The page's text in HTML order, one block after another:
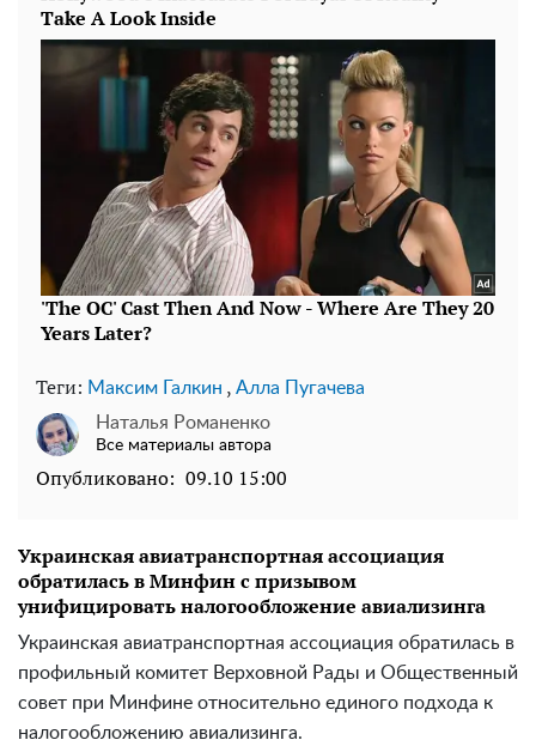
Теги: Максим Галкин , Алла Пугачева
Наталья Романенко
Все материалы автора
Опубликовано: 09.10 15:00
Украинская авиатранспортная ассоциация
обратилась в Минфин с призывом
унифицировать налогообложение авиализинга
Украинская авиатранспортная ассоциация обратилась в
профильный комитет Верховной Рады и Общественный
совет при Минфине относительно единого подхода к
налогообложению авиализинга.